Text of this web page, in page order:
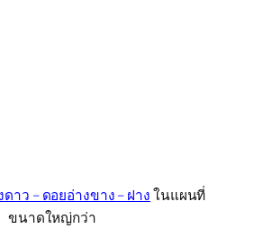
ดาว – ดอยอ่างขาง – ฝางในแผนที่
ขนาดใหญ่กว่า